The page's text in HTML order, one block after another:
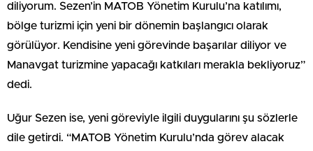
diliyorum. Sezen’in MATOB Yönetim Kurulu’na katılımı,
bölge turizmi için yeni bir dönemin başlangıcı olarak
görülüyor. Kendisine yeni görevinde başarılar diliyor ve
Manavgat turizmine yapacağı katkıları merakla bekliyoruz”
dedi.
Uğur Sezen ise, yeni göreviyle ilgili duygularını şu sözlerle
dile getirdi. “MATOB Yönetim Kurulu’nda görev alacak